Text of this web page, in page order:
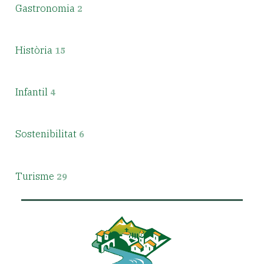
Gastronomia 2
Història 15
Infantil 4
Sostenibilitat 6
Turisme 29